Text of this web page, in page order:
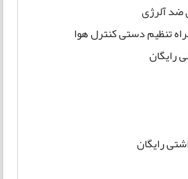
آلرژی
تنظیم دستی کنترل هوا
رایگان
رایگان